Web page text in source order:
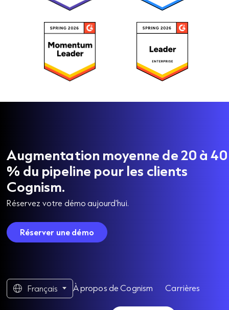
Augmentation moyenne de 20 à 40
% du pipeline pour les clients
Cognism.
Réservez votre démo aujourd'hui.
Réserver une démo
Français À propos de Cognism Carrières